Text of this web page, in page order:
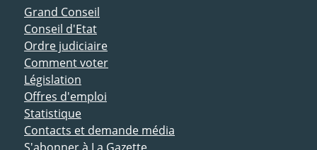
ACCÈS DIRECT
Grand Conseil
Conseil d'Etat
Ordre judiciaire
Comment voter
Législation
Offres d'emploi
Statistique
Contacts et demande média